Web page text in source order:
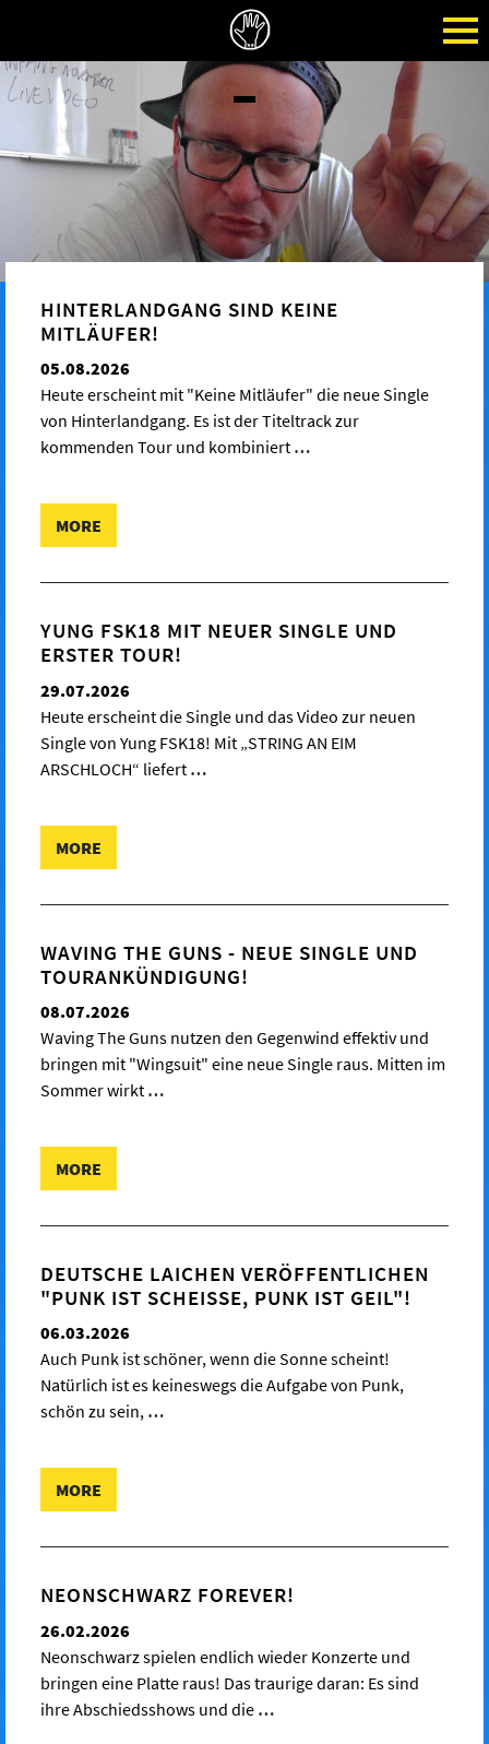
HINTERLANDGANG SIND KEINE
MITLÄUFER!
05.08.2026
Heute erscheint mit "Keine Mitläufer" die neue Single
von Hinterlandgang. Es ist der Titeltrack zur
kommenden Tour und kombiniert …
MORE
YUNG FSK18 MIT NEUER SINGLE UND
ERSTER TOUR!
29.07.2026
Heute erscheint die Single und das Video zur neuen
Single von Yung FSK18! Mit „STRING AN EIM
ARSCHLOCH“ liefert …
MORE
WAVING THE GUNS - NEUE SINGLE UND
TOURANKÜNDIGUNG!
08.07.2026
Waving The Guns nutzen den Gegenwind effektiv und
bringen mit "Wingsuit" eine neue Single raus. Mitten im
Sommer wirkt …
MORE
DEUTSCHE LAICHEN VERÖFFENTLICHEN
"PUNK IST SCHEISSE, PUNK IST GEIL"!
06.03.2026
Auch Punk ist schöner, wenn die Sonne scheint!
Natürlich ist es keineswegs die Aufgabe von Punk,
schön zu sein, …
MORE
NEONSCHWARZ FOREVER!
26.02.2026
Neonschwarz spielen endlich wieder Konzerte und
bringen eine Platte raus! Das traurige daran: Es sind
ihre Abschiedsshows und die …